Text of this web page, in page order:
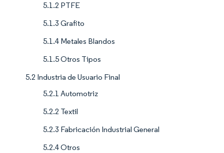
5.1.2 PTFE
5.1.3 Grafito
5.1.4 Metales Blandos
5.1.5 Otros Tipos
5.2 Industria de Usuario Final
5.2.1 Automotriz
5.2.2 Textil
5.2.3 Fabricación Industrial General
5.2.4 Otros